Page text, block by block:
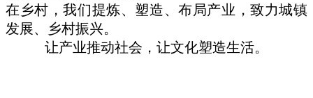
在乡村，我们提炼、塑造、布局产业，致力城镇
发展、乡村振兴。
让产业推动社会，让文化塑造生活。